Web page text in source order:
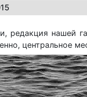
редакция нашей
центральное